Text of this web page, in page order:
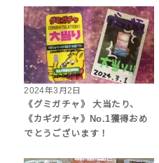
2024年3月2日
《グミガチャ》 大当たり、
《カギガチャ》No.1獲得おめ
でとうございます！